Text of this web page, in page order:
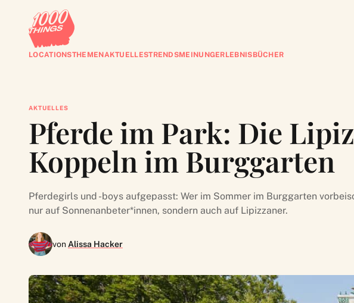
LOCATIONSTHEMENAKTUELLESTRENDSMEINUNGERLEBNISBÜCHER
AKTUELLES
Pferde im Park: Die
Koppeln im Burggarten
Pferdegirls und -boys aufgepasst: Wer im Sommer im Burggarten
nur auf Sonnenanbeter*innen, sondern auch auf Lipizzaner.
von Alissa Hacker